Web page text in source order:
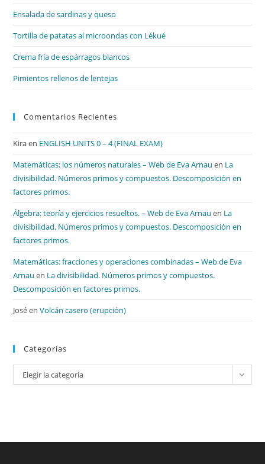
Ensalada de sardinas y queso
Tortilla de patatas al microondas con Lékué
Crema fría de espárragos blancos
Pimientos rellenos de lentejas
Comentarios Recientes
Kiraen ENGLISH UNITS 0 – 4 (FINAL EXAM)
Matemáticas: los números naturales – Web de Eva Arnau en La
divisibilidad. Números primos y compuestos. Descomposición en
factores primos.
Álgebra: teoría y ejercicios resueltos. – Web de Eva Arnau en La
divisibilidad. Números primos y compuestos. Descomposición en
factores primos.
Matemáticas: fracciones y operaciones combinadas – Web de Eva
Arnau en La divisibilidad. Números primos y compuestos.
Descomposición en factores primos.
JoséenVolcán casero (erupción)
Categorías
Categorías
Elegir la categoría